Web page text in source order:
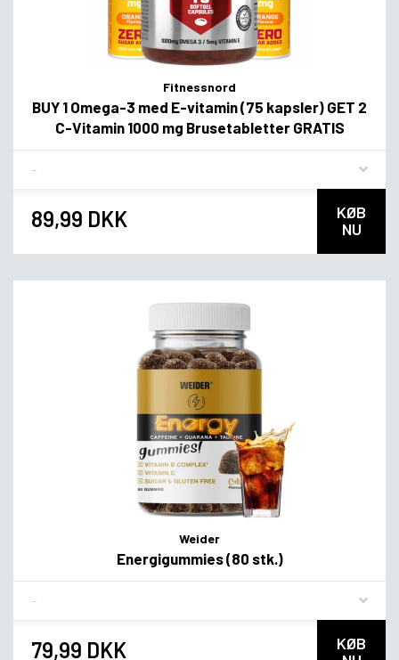
Fitnessnord
BUY 1 Omega-3 med E-vitamin (75 kapsler) GET 2
C-Vitamin 1000 mg Brusetabletter GRATIS
89,99 DKK
KØB
NU
Weider
Energigummies (80 stk.)
79,99 DKK
KØB